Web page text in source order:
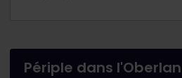
Périple dans